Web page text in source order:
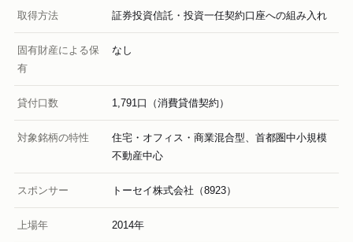
取得方法 証券投資信託・投資一任契約口座への組み入れ
固有財産による保
有
なし
貸付口数 1,791口（消費貸借契約）
対象銘柄の特性
住宅・オフィス・商業混合型、首都圏中小規模
不動産中心
スポンサー トーセイ株式会社（8923）
上場年 2014年